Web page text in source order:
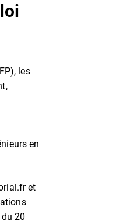
les
en
et
20